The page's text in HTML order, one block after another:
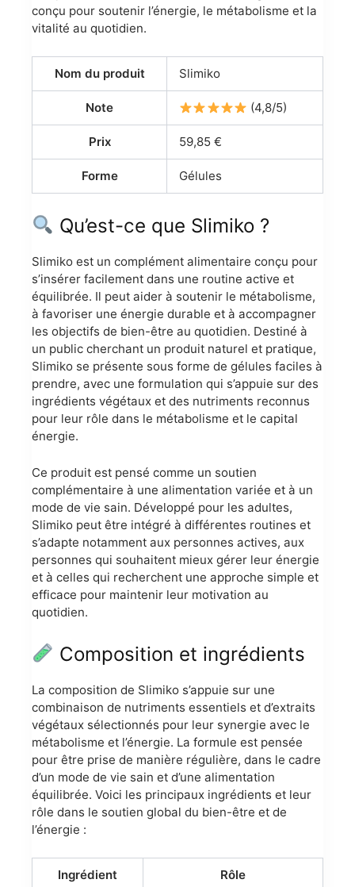
conçu pour soutenir l’énergie, le métabolisme et la
vitalité au quotidien.
Nom du produit Slimiko
Note (4,8/5)
Prix 59,85 €
Forme Gélules
Qu’est-ce que Slimiko ?
Slimiko est un complément alimentaire conçu pour
s’insérer facilement dans une routine active et
équilibrée. Il peut aider à soutenir le métabolisme,
à favoriser une énergie durable et à accompagner
les objectifs de bien-être au quotidien. Destiné à
un public cherchant un produit naturel et pratique,
Slimiko se présente sous forme de gélules faciles à
prendre, avec une formulation qui s’appuie sur des
ingrédients végétaux et des nutriments reconnus
pour leur rôle dans le métabolisme et le capital
énergie.
Ce produit est pensé comme un soutien
complémentaire à une alimentation variée et à un
mode de vie sain. Développé pour les adultes,
Slimiko peut être intégré à différentes routines et
s’adapte notamment aux personnes actives, aux
personnes qui souhaitent mieux gérer leur énergie
et à celles qui recherchent une approche simple et
efficace pour maintenir leur motivation au
quotidien.
Composition et ingrédients
La composition de Slimiko s’appuie sur une
combinaison de nutriments essentiels et d’extraits
végétaux sélectionnés pour leur synergie avec le
métabolisme et l’énergie. La formule est pensée
pour être prise de manière régulière, dans le cadre
d’un mode de vie sain et d’une alimentation
équilibrée. Voici les principaux ingrédients et leur
rôle dans le soutien global du bien-être et de
l’énergie :
Ingrédient Rôle